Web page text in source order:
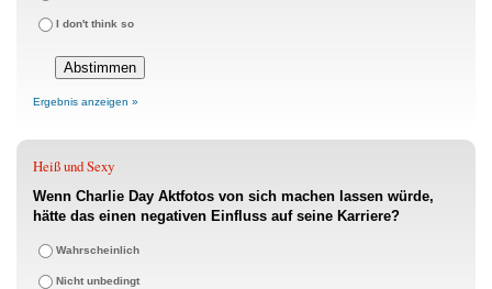
I don't think so
Ergebnis anzeigen »
Heiß und Sexy
Wenn Charlie Day Aktfotos von sich machen lassen würde,
hätte das einen negativen Einfluss auf seine Karriere?
Wahrscheinlich
Nicht unbedingt